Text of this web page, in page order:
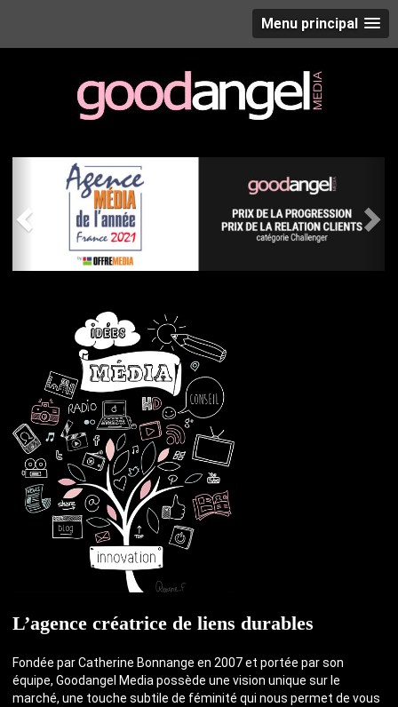
Menu principal
L’agence créatrice de liens durables
Fondée par Catherine Bonnange en 2007 et portée par son
équipe, Goodangel Media possède une vision unique sur le
marché, une touche subtile de féminité qui nous permet de vous